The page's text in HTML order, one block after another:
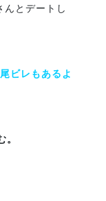
んとデートし
ビレもあるよ
。